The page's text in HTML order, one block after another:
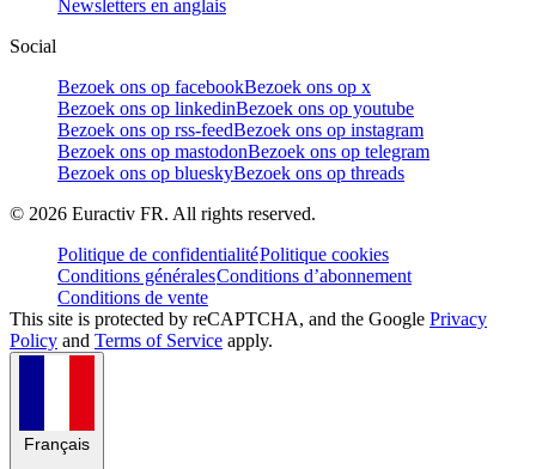
Newsletters en anglais
Social
Bezoek ons op facebookBezoek ons op x
Bezoek ons op linkedinBezoek ons op youtube
Bezoek ons op rss-feedBezoek ons op instagram
Bezoek ons op mastodonBezoek ons op telegram
Bezoek ons op blueskyBezoek ons op threads
© 2026 Euractiv FR. All rights reserved.
Politique de confidentialitéPolitique cookies
Conditions généralesConditions d’abonnement
Conditions de vente
This site is protected by reCAPTCHA, and the Google Privacy
Policy and Terms of Service apply.
Français